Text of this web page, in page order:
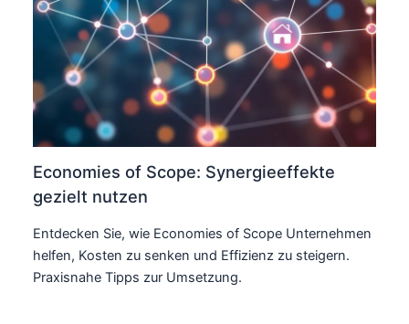
Economies of Scope: Synergieeffekte
gezielt nutzen
Entdecken Sie, wie Economies of Scope Unternehmen
helfen, Kosten zu senken und Effizienz zu steigern.
Praxisnahe Tipps zur Umsetzung.